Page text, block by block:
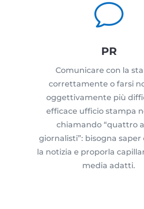
v
PR
Comunicare con la
correttamente o farsi
oggettivamente più
efficace ufficio stampa
chiamando “quattro
giornalisti”: bisogna
la notizia e proporla
media adatti.